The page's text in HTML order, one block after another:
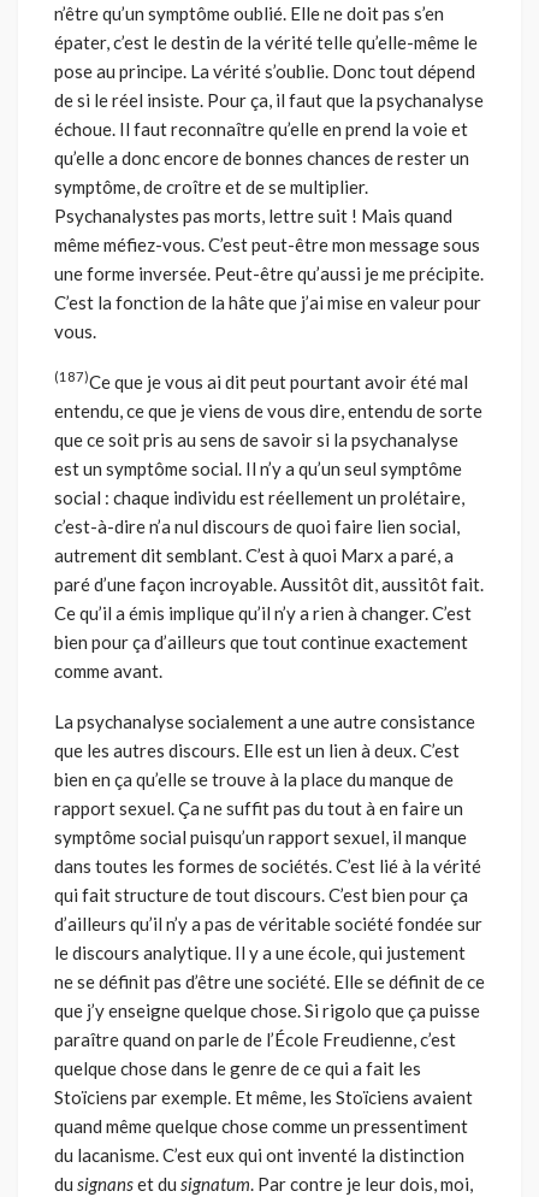
n’être qu’un symptôme oublié. Elle ne doit pas s’en
épater, c’est le destin de la vérité telle qu’elle-même le
pose au principe. La vérité s’oublie. Donc tout dépend
de si le réel insiste. Pour ça, il faut que la psychanalyse
échoue. Il faut reconnaître qu’elle en prend la voie et
qu’elle a donc encore de bonnes chances de rester un
symptôme, de croître et de se multiplier.
Psychanalystes pas morts, lettre suit ! Mais quand
même méfiez-vous. C’est peut-être mon message sous
une forme inversée. Peut-être qu’aussi je me précipite.
C’est la fonction de la hâte que j’ai mise en valeur pour
vous.
(187)Ce que je vous ai dit peut pourtant avoir été mal
entendu, ce que je viens de vous dire, entendu de sorte
que ce soit pris au sens de savoir si la psychanalyse
est un symptôme social. Il n’y a qu’un seul symptôme
social : chaque individu est réellement un prolétaire,
c’est-à-dire n’a nul discours de quoi faire lien social,
autrement dit semblant. C’est à quoi Marx a paré, a
paré d’une façon incroyable. Aussitôt dit, aussitôt fait.
Ce qu’il a émis implique qu’il n’y a rien à changer. C’est
bien pour ça d’ailleurs que tout continue exactement
comme avant.
La psychanalyse socialement a une autre consistance
que les autres discours. Elle est un lien à deux. C’est
bien en ça qu’elle se trouve à la place du manque de
rapport sexuel. Ça ne suffit pas du tout à en faire un
symptôme social puisqu’un rapport sexuel, il manque
dans toutes les formes de sociétés. C’est lié à la vérité
qui fait structure de tout discours. C’est bien pour ça
d’ailleurs qu’il n’y a pas de véritable société fondée sur
le discours analytique. Il y a une école, qui justement
ne se définit pas d’être une société. Elle se définit de ce
que j’y enseigne quelque chose. Si rigolo que ça puisse
paraître quand on parle de l’École Freudienne, c’est
quelque chose dans le genre de ce qui a fait les
Stoïciens par exemple. Et même, les Stoïciens avaient
quand même quelque chose comme un pressentiment
du lacanisme. C’est eux qui ont inventé la distinction
du signanset du signatum. Par contre je leur dois, moi,